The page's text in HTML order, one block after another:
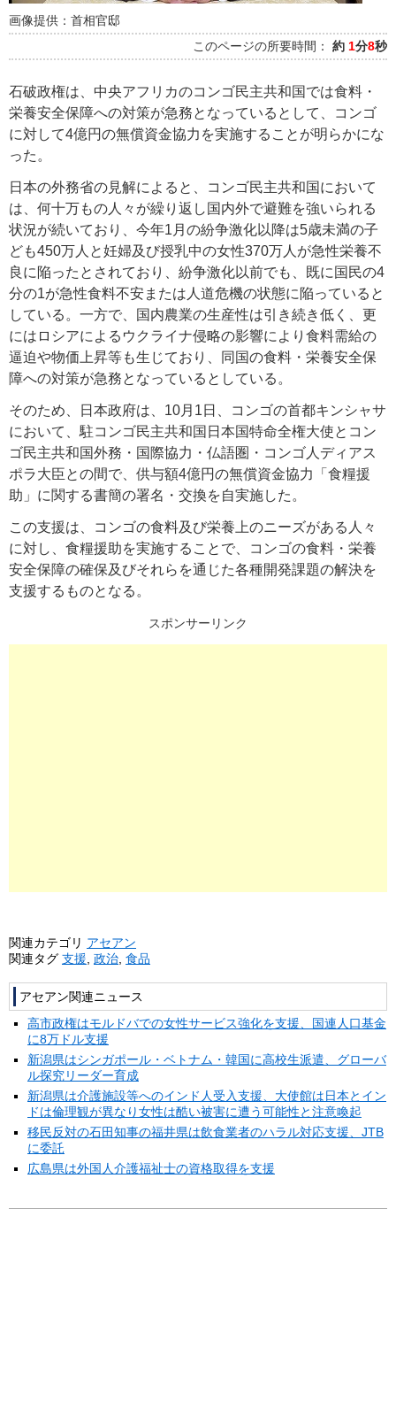
画像提供：首相官邸
このページの所要時間： 約 1分8秒
石破政権は、中央アフリカのコンゴ民主共和国では食料・
栄養安全保障への対策が急務となっているとして、コンゴ
に対して4億円の無償資金協力を実施することが明らかにな
った。
日本の外務省の見解によると、コンゴ民主共和国において
は、何十万もの人々が繰り返し国内外で避難を強いられる
状況が続いており、今年1月の紛争激化以降は5歳未満の子
ども450万人と妊婦及び授乳中の女性370万人が急性栄養不
良に陥ったとされており、紛争激化以前でも、既に国民の4
分の1が急性食料不安または人道危機の状態に陥っていると
している。一方で、国内農業の生産性は引き続き低く、更
にはロシアによるウクライナ侵略の影響により食料需給の
逼迫や物価上昇等も生じており、同国の食料・栄養安全保
障への対策が急務となっているとしている。
そのため、日本政府は、10月1日、コンゴの首都キンシャサ
において、駐コンゴ民主共和国日本国特命全権大使とコン
ゴ民主共和国外務・国際協力・仏語圏・コンゴ人ディアス
ポラ大臣との間で、供与額4億円の無償資金協力「食糧援
助」に関する書簡の署名・交換を自実施した。
この支援は、コンゴの食料及び栄養上のニーズがある人々
に対し、食糧援助を実施することで、コンゴの食料・栄養
安全保障の確保及びそれらを通じた各種開発課題の解決を
支援するものとなる。
スポンサーリンク
関連カテゴリ アセアン
関連タグ 支援 政治 食品
アセアン関連ニュース
高市政権はモルドバでの女性サービス強化を支援、国連人口基金
に8万ドル支援
新潟県はシンガポール・ベトナム・韓国に高校生派遣、グローバ
ル探究リーダー育成
新潟県は介護施設等へのインド人受入支援、大使館は日本とイン
ドは倫理観が異なり女性は酷い被害に遭う可能性と注意喚起
移民反対の石田知事の福井県は飲食業者のハラル対応支援、JTB
に委託
広島県は外国人介護福祉士の資格取得を支援